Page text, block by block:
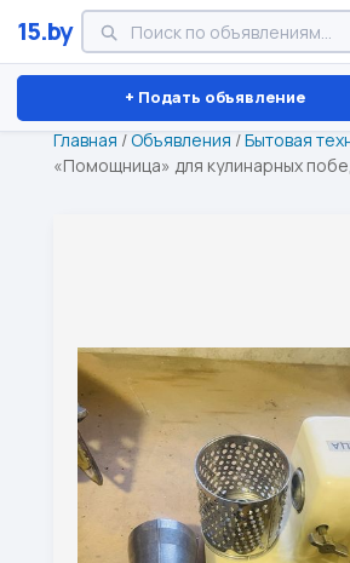
15.by
+ Подать объявление
Минск Витебск Брест ⏱
Главная /Объявления /Бытовая
«Помощница» для кулинарных